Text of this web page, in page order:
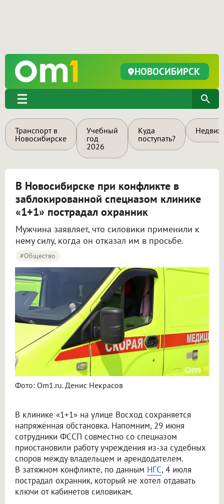
НОВОСИБИРСК
Транспорт в
Новосибирске
Учебный
год
2026
Куда
поступать?
В Новосибирске при конфликте в
заблокированной спецназом клинике
«1+1» пострадал охранник
Мужчина заявляет, что силовики применили к
нему силу, когда он отказал им в просьбе.
#Общество
Фото: Om1.ru. Денис Некрасов
В клинике «1+1» на улице Восход сохраняется
напряжённая обстановка. Напомним, 29 июня
сотрудники ФССП совместно со спецназом
приостановили работу учреждения из-за судебных
споров между владельцем и арендодателем.
В затяжном конфликте, по данным НГС, 4 июля
пострадал охранник, который не хотел отдавать
ключи от кабинетов силовикам.